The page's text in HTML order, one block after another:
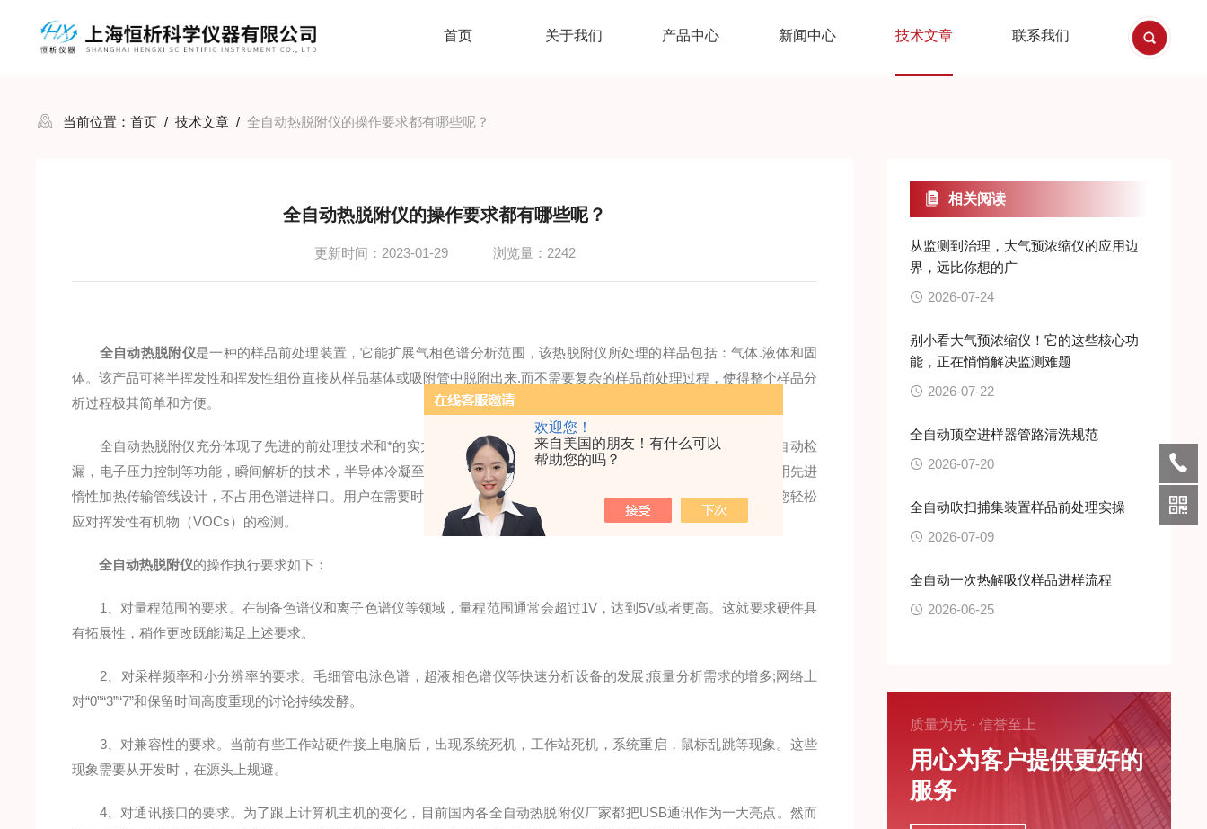
欢迎您！
来自美国的朋友！有什么可以
帮助您的吗？
首页 关于我们 产品中心 新闻中心 技术文章 联系我们
当前位置：首页 /技术文章 /全自动热脱附仪的操作要求都有哪些呢？
全自动热脱附仪的操作要求都有哪些呢？
更新时间：2023-01-29 浏览量：2242
全自动热脱附仪是一种的样品前处理装置，它能扩展气相色谱分析范围，该热脱附仪所处理的样品包括：气体.液体和固
体。该产品可将半挥发性和挥发性组份直接从样品基体或吸附管中脱附出来.而不需要复杂的样品前处理过程，使得整个样品分
析过程极其简单和方便。
全自动热脱附仪充分体现了先进的前处理技术和*的实力，作为先进的热解析仪配备有：二级解析功能，除湿功能自动检
漏，电子压力控制等功能，瞬间解析的技术，半导体冷凝至-40℃，所有的技术有效保护GC，极大的提高解析效率。采用先进
惰性加热传输管线设计，不占用色谱进样口。用户在需要时自行改变进样方式。24位样品位，转盘式自动进样设计，让您轻松
应对挥发性有机物（VOCs）的检测。
全自动热脱附仪的操作执行要求如下：
1、对量程范围的要求。在制备色谱仪和离子色谱仪等领域，量程范围通常会超过1V，达到5V或者更高。这就要求硬件具
有拓展性，稍作更改既能满足上述要求。
2、对采样频率和小分辨率的要求。毛细管电泳色谱，超液相色谱仪等快速分析设备的发展;痕量分析需求的增多;网络上
对“0”“3”“7”和保留时间高度重现的讨论持续发酵。
3、对兼容性的要求。当前有些工作站硬件接上电脑后，出现系统死机，工作站死机，系统重启，鼠标乱跳等现象。这些
现象需要从开发时，在源头上规避。
4、对通讯接口的要求。为了跟上计算机主机的变化，目前国内各全自动热脱附仪厂家都把USB通讯作为一大亮点。然而
相关阅读
从监测到治理，大气预浓缩仪的应用边
界，远比你想的广
2026-07-24
别小看大气预浓缩仪！它的这些核心功
能，正在悄悄解决监测难题
2026-07-22
全自动顶空进样器管路清洗规范
2026-07-20
全自动吹扫捕集装置样品前处理实操
2026-07-09
全自动一次热解吸仪样品进样流程
2026-06-25
质量为先 · 信誉至上
用心为客户提供更好的
服务